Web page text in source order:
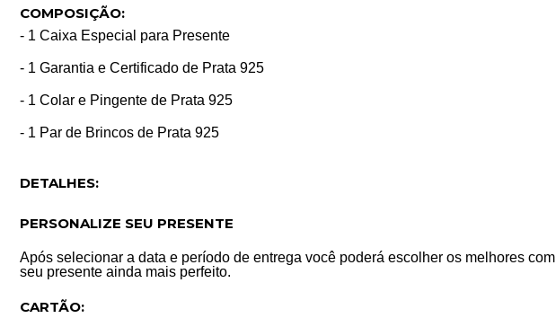
COMPOSIÇÃO:
- 1 Caixa Especial para Presente
- 1 Garantia e Certificado de Prata 925
- 1 Colar e Pingente de Prata 925
- 1 Par de Brincos de Prata 925
DETALHES:
PERSONALIZE SEU PRESENTE
Após selecionar a data e período de entrega você poderá escolher os melhores
seu presente ainda mais perfeito.
CARTÃO: